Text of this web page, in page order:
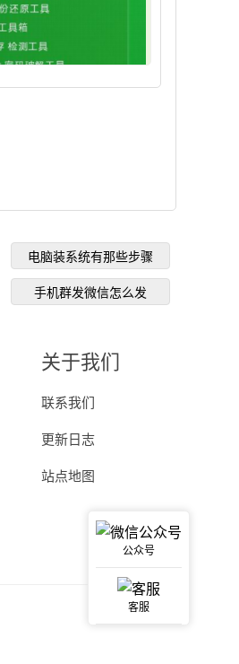
电脑装系统有那些步骤
手机群发微信怎么发
关于我们
联系我们
更新日志
站点地图
公众号
客服